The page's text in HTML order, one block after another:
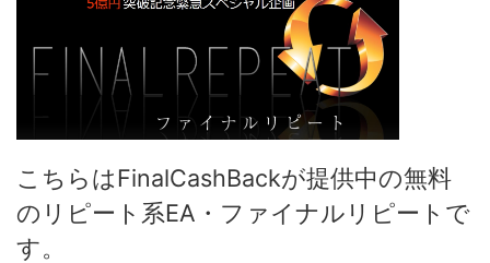
こちらはFinalCashBackが提供中の無料
のリピート系EA・ファイナルリピートで
す。